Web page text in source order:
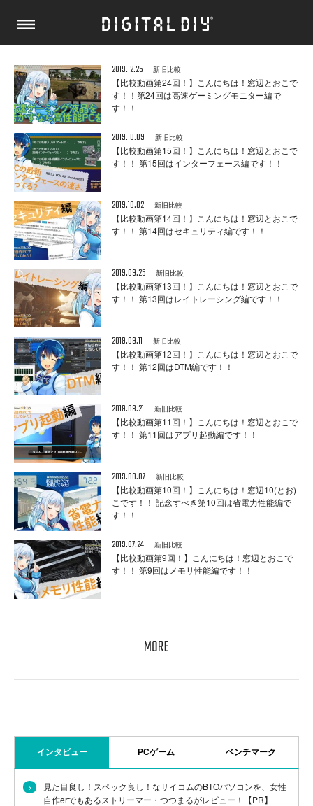
2019.12.25 新旧比較
【比較動画第24回！】こんにちは！窓辺とおこで
す！！第24回は高速ゲーミングモニター編で
す！！
2019.10.09 新旧比較
【比較動画第15回！】こんにちは！窓辺とおこで
す！！ 第15回はインターフェース編です！！
2019.10.02 新旧比較
【比較動画第14回！】こんにちは！窓辺とおこで
す！！ 第14回はセキュリティ編です！！
2019.09.25 新旧比較
【比較動画第13回！】こんにちは！窓辺とおこで
す！！ 第13回はレイトレーシング編です！！
2019.09.11 新旧比較
【比較動画第12回！】こんにちは！窓辺とおこで
す！！ 第12回はDTM編です！！
2019.08.21 新旧比較
【比較動画第11回！】こんにちは！窓辺とおこで
す！！ 第11回はアプリ起動編です！！
2019.08.07 新旧比較
【比較動画第10回！】こんにちは！窓辺10(とお)
こです！！ 記念すべき第10回は省電力性能編で
す！！
2019.07.24 新旧比較
【比較動画第9回！】こんにちは！窓辺とおこで
す！！ 第9回はメモリ性能編です！！
インタビュー PCゲーム ベンチマーク
›
見た目良し！スペック良し！なサイコムのBTOパソコンを、女性
自作erでもあるストリーマー・つつまるがレビュー！【PR】